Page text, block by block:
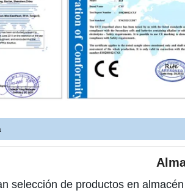
selección de productos en